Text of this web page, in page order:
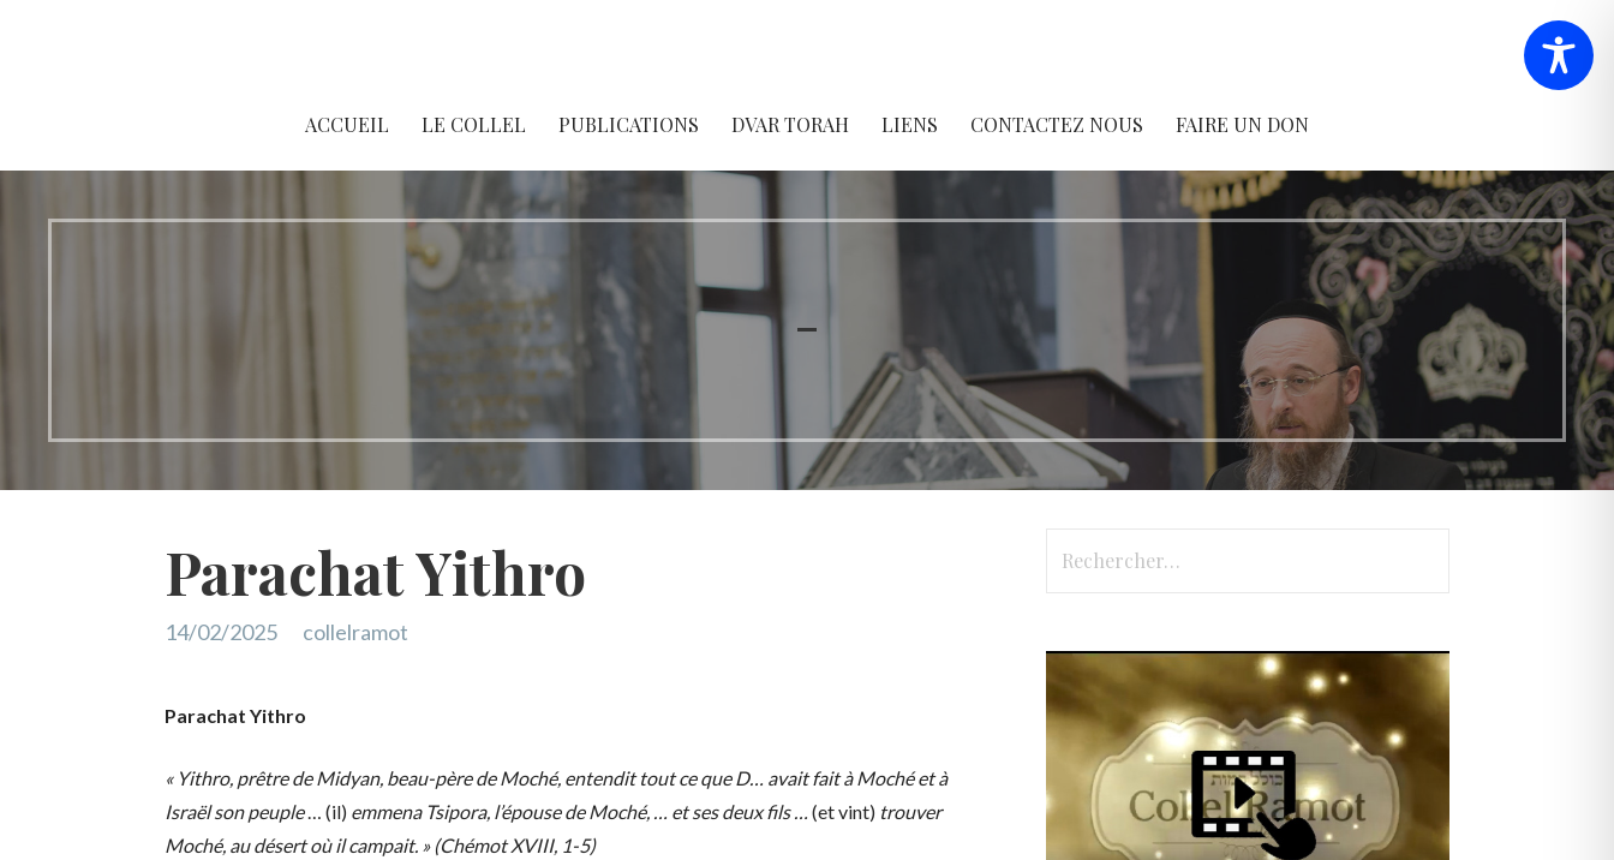
ACCUEIL LE COLLEL PUBLICATIONS DVAR TORAH LIENS CONTACTEZ NOUS FAIRE UN DON
–
Parachat Yithro
14/02/2025 collelramot
Parachat Yithro
« Yithro, prêtre de Midyan, beau-père de Moché, entendit tout ce que D… avait fait à Moché et à
Israël son peuple… (il) emmena Tsipora, l’épouse de Moché, … et ses deux fils …(et vint) trouver
Moché, au désert où il campait. » (Chémot XVIII, 1-5)